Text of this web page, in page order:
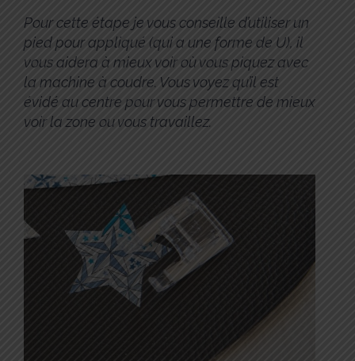
Pour cette étape je vous conseille d’utiliser un
pied pour appliqué (qui a une forme de U), il
vous aidera à mieux voir où vous piquez avec
la machine à coudre. Vous voyez qu’il est
évidé au centre pour vous permettre de mieux
voir la zone ou vous travaillez.